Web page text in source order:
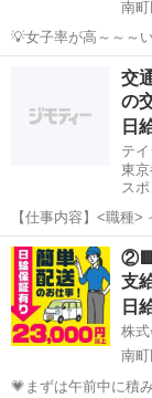
南
💡女子率が高～～～い弊社😄 ✨✨なぜならそれだ
(^^♪ 💛💛女子でも楽勝で出来ちゃうお仕事💛💛 実働６時間の仕事って
ギグワーク
交
の
日
テ
東
ス
【仕事内容】<職種
導警備、警備員、軽
ト <給与> [ア・パ]
までの交...
アルバイト・パー
支
日
株
南
💗まずは午前中に積み込みして～😄